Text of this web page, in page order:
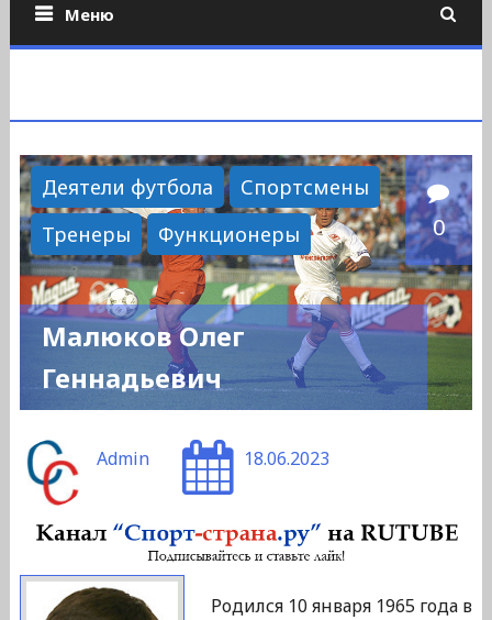
Меню
Деятели футбола
Спортсмены
Тренеры
Функционеры 0
Малюков Олег
Геннадьевич
Admin 18.06.2023
Родился 10 января 1965 года в